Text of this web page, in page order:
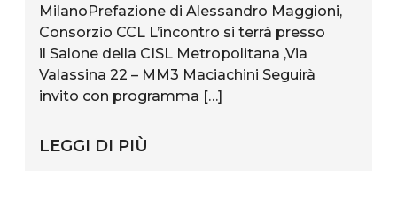
MilanoPrefazione di Alessandro Maggioni,
Consorzio CCL L’incontro si terrà presso
il Salone della CISL Metropolitana ,Via
Valassina 22 – MM3 Maciachini Seguirà
invito con programma […]
LEGGI DI PIÙ